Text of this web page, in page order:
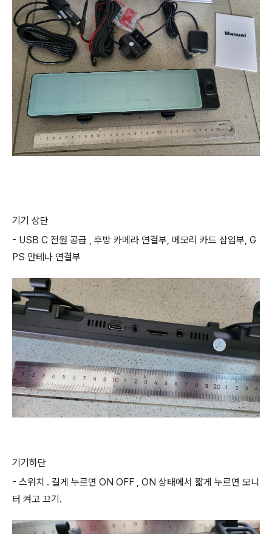
기기 상단
- USB C 전원 공급 , 후방 카메라 연결부, 메모리 카드 삽입부, G
PS 안테나 연결부
기기하단
- 스위치 . 길게 누르면 ON OFF , ON 상태에서 짧게 누르면 모니
터 켜고 끄기.